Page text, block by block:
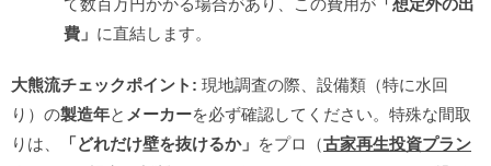
費」 に直結します。
大熊流チェックポイント: 現地調査の際、設備類（特に水回
り）の製造年と メーカーを必ず確認してください。特殊な間取
りは、
「どれだけ壁を抜けるか」 をプロ（古家再生投資プラン